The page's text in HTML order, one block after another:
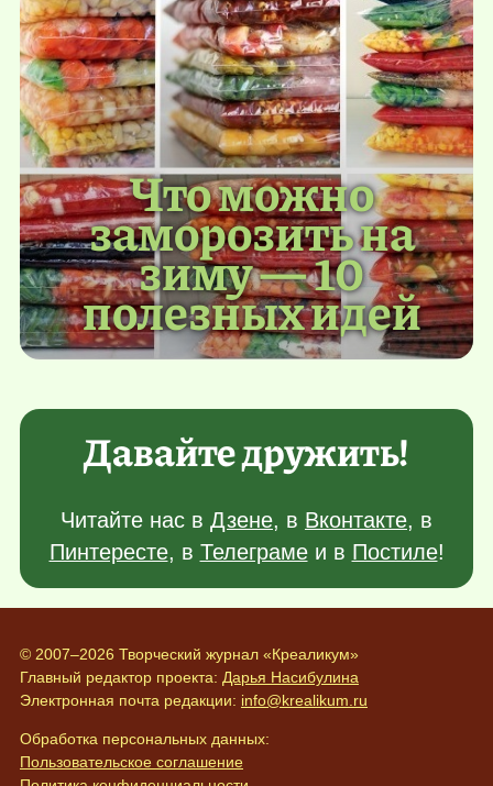
Что можно
заморозить на
зиму — 10
полезных идей
Давайте дружить!
Читайте нас в Дзене, в Вконтакте, в
Пинтересте, в Телеграмеи в Постиле!
© 2007–2026 Творческий журнал «Креаликум»
Главный редактор проекта: Дарья Насибулина
Электронная почта редакции: info@krealikum.ru
Обработка персональных данных:
Пользовательское соглашение